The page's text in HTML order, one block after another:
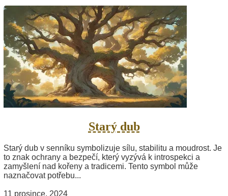
Starý dub
Starý dub v senníku symbolizuje sílu, stabilitu a moudrost. Je
to znak ochrany a bezpečí, který vyzývá k introspekci a
zamyšlení nad kořeny a tradicemi. Tento symbol může
naznačovat potřebu...
11 prosince, 2024